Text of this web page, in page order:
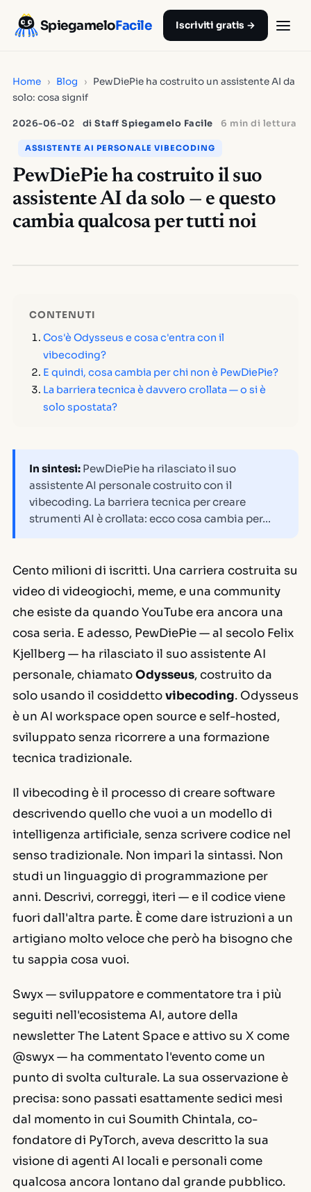
SpiegameloFacile Iscriviti gratis →
Home › Blog › PewDiePie ha costruito un assistente AI da
solo: cosa signif
2026-06-02 di Staff Spiegamelo Facile 6 min di lettura
ASSISTENTE AI PERSONALE VIBECODING
PewDiePie ha costruito il suo
assistente AI da solo — e questo
cambia qualcosa per tutti noi
CONTENUTI
Cos'è Odysseus e cosa c'entra con il
vibecoding?
E quindi, cosa cambia per chi non è PewDiePie?
La barriera tecnica è davvero crollata — o si è
solo spostata?
In sintesi: PewDiePie ha rilasciato il suo
assistente AI personale costruito con il
vibecoding. La barriera tecnica per creare
strumenti AI è crollata: ecco cosa cambia per…
Cento milioni di iscritti. Una carriera costruita su
video di videogiochi, meme, e una community
che esiste da quando YouTube era ancora una
cosa seria. E adesso, PewDiePie — al secolo Felix
Kjellberg — ha rilasciato il suo assistente AI
personale, chiamatoOdysseus, costruito da
solo usando il cosiddettovibecoding. Odysseus
è un AI workspace open source e self-hosted,
sviluppato senza ricorrere a una formazione
tecnica tradizionale.
Il vibecoding è il processo di creare software
descrivendo quello che vuoi a un modello di
intelligenza artificiale, senza scrivere codice nel
senso tradizionale. Non impari la sintassi. Non
studi un linguaggio di programmazione per
anni. Descrivi, correggi, iteri — e il codice viene
fuori dall'altra parte. È come dare istruzioni a un
artigiano molto veloce che però ha bisogno che
tu sappia cosa vuoi.
Swyx — sviluppatore e commentatore tra i più
seguiti nell'ecosistema AI, autore della
newsletterThe Latent Spacee attivo su X come
@swyx — ha commentato l'evento come un
punto di svolta culturale. La sua osservazione è
precisa: sono passati esattamente sedici mesi
dal momento in cui Soumith Chintala, co-
fondatore di PyTorch, aveva descritto la sua
visione di agenti AI locali e personali come
qualcosa ancora lontano dal grande pubblico.